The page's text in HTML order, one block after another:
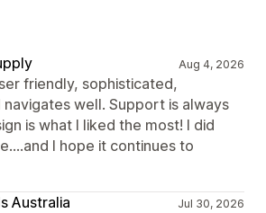
Aug 4, 2026
friendly, sophisticated,
well. Support is always
is what I liked the most! I did
I hope it continues to
Australia
Jul 30, 2026